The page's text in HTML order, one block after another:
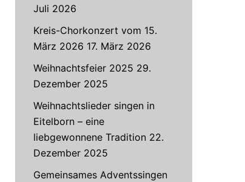
Juli 2026
Kreis-Chorkonzert vom 15.
März 2026 17. März 2026
Weihnachtsfeier 2025 29.
Dezember 2025
Weihnachtslieder singen in
Eitelborn – eine
liebgewonnene Tradition 22.
Dezember 2025
Gemeinsames Adventssingen